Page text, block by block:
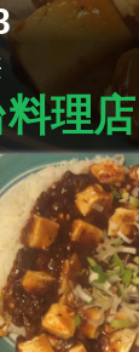
理店